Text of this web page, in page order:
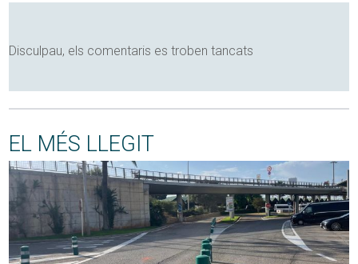
Disculpau, els comentaris es troben tancats
EL MÉS LLEGIT